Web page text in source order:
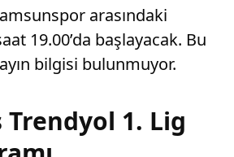
arasındaki
19.00’da başlayacak. Bu
bilgisi bulunmuyor.
Trendyol 1. Lig